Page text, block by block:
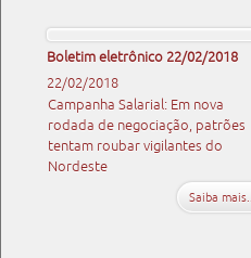
Boletim eletrônico 22/02/2018
22/02/2018
Campanha Salarial: Em nova
rodada de negociação, patrões
tentam roubar vigilantes do
Nordeste
Saiba mais...